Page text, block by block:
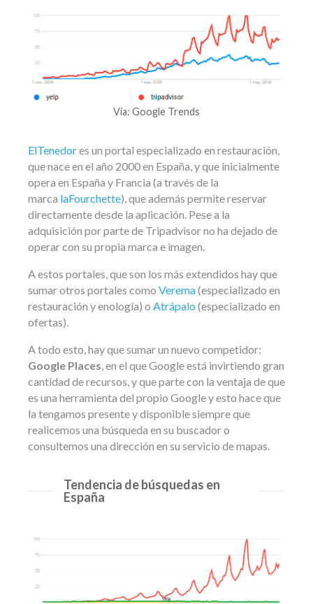
Vía: Google Trends
ElTenedores un portal especializado en restauración,
que nace en el año 2000 en España, y que inicialmente
opera en España y Francia (a través de la
marca laFourchette), que además permite reservar
directamente desde la aplicación. Pese a la
adquisición por parte de Tripadvisor no ha dejado de
operar con su propia marca e imagen.
A estos portales, que son los más extendidos hay que
sumar otros portales como Verema(especializado en
restauración y enología) o Atrápalo (especializado en
ofertas).
A todo esto, hay que sumar un nuevo competidor:
Google Places , en el que Google está invirtiendo gran
cantidad de recursos, y que parte con la ventaja de que
es una herramienta del propio Google y esto hace que
la tengamos presente y disponible siempre que
realicemos una búsqueda en su buscador o
consultemos una dirección en su servicio de mapas.
Tendencia de búsquedas en
España